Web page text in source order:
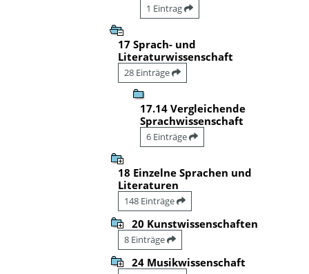
1 Eintrag
17 Sprach- und
Literaturwissenschaft
28 Einträge
17.14 Vergleichende
Sprachwissenschaft
6 Einträge
18 Einzelne Sprachen und
Literaturen
148 Einträge
20 Kunstwissenschaften
8 Einträge
24 Musikwissenschaft